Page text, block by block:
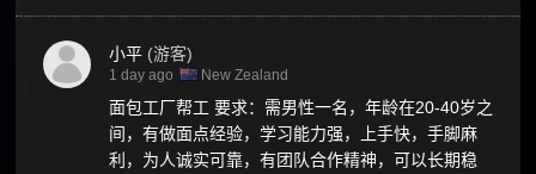
小平 (游客)
1 day ago New Zealand
面包工厂帮工 要求：需男性一名，年龄在20-40岁之
间，有做面点经验，学习能力强，上手快，手脚麻
利，为人诚实可靠，有团队合作精神，可以长期稳